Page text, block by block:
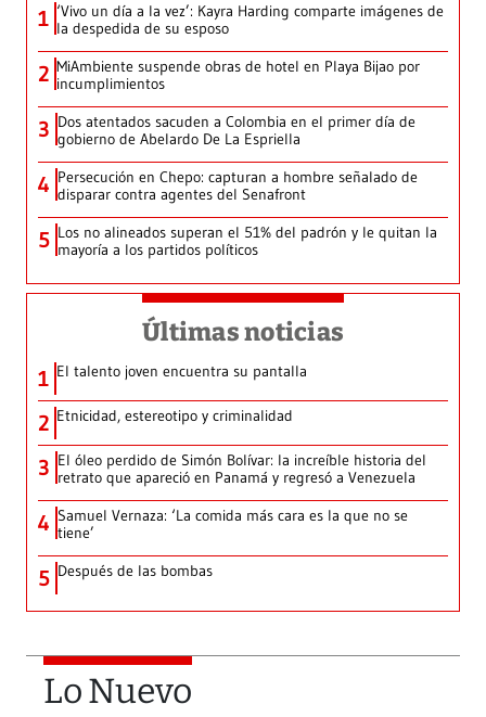
1 ‘Vivo un día a la vez’: Kayra Harding comparte imágenes de
la despedida de su esposo
2 MiAmbiente suspende obras de hotel en Playa Bijao por
incumplimientos
3 Dos atentados sacuden a Colombia en el primer día de
gobierno de Abelardo De La Espriella
4 Persecución en Chepo: capturan a hombre señalado de
disparar contra agentes del Senafront
5 Los no alineados superan el 51% del padrón y le quitan la
mayoría a los partidos políticos
Últimas noticias
1 El talento joven encuentra su pantalla​
2 Etnicidad, estereotipo y criminalidad
3 El óleo perdido de Simón Bolívar: la increíble historia del
retrato que apareció en Panamá y regresó a Venezuela
4 Samuel Vernaza: ‘La comida más cara es la que no se
tiene’
5 Después de las bombas
Lo Nuevo